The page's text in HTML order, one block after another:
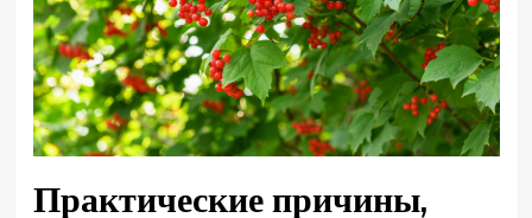
Практические причины,